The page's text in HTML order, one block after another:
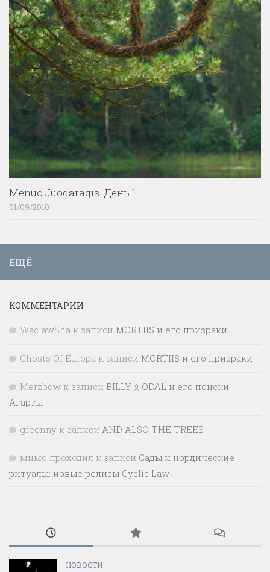
Menuo Juodaragis. День 1
01/09/2010
ЕЩЁ
КОММЕНТАРИИ
WaclawSha к записи MORTIIS и его призраки
Ghosts Of Europa к записи MORTIIS и его призраки
Merzbow к записи BILLY ᛟ ODAL и его поиски
Агарты
greenny к записи AND ALSO THE TREES
мимо проходил к записи Сады и нордические
ритуалы: новые релизы Cyclic Law
НОВОСТИ